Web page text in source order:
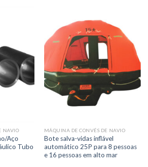
NAVIO
Aço
Tubo
MÁQUINA DE CONVÉS DE NAVIO
Bote salva-vidas inflável
automático 25P para 8 pessoas
e 16 pessoas em alto mar